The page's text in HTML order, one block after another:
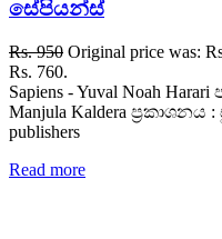
සේපියන්ස්
Rs.950 Original price was:
Rs. 760.
Sapiens - Yuval Noah
Manjula Kaldera ප්‍රකාශනය
publishers
Read more